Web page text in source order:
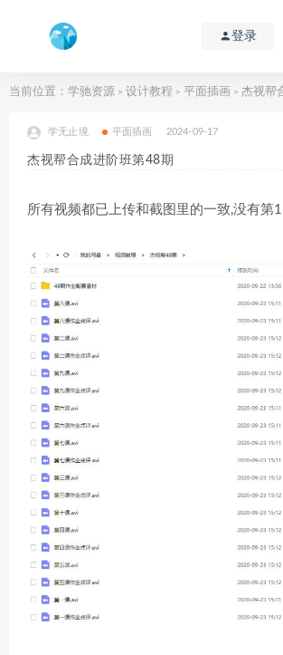
登录
当前位置： 学驰资源 > 设计教程 > 平面插画 > 杰视帮
学无止境 平面插画 2024-09-17
杰视帮合成进阶班第48期
所有视频都已上传和截图里的一致,没有第